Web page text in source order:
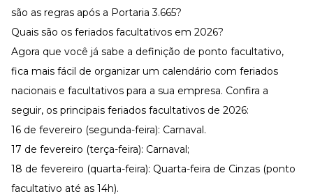
são as regras após a Portaria 3.665?
Quais são os feriados facultativos em 2026?
Agora que você já sabe a definição de ponto facultativo,
fica mais fácil de organizar um calendário com feriados
nacionais e facultativos para a sua empresa. Confira a
seguir, os principais feriados facultativos de 2026:
16 de fevereiro (segunda-feira): Carnaval.
17 de fevereiro (terça-feira): Carnaval;
18 de fevereiro (quarta-feira): Quarta-feira de Cinzas (ponto
facultativo até as 14h).